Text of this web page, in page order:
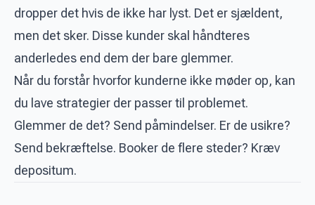
dropper det hvis de ikke har lyst. Det er sjældent,
men det sker. Disse kunder skal håndteres
anderledes end dem der bare glemmer.
Når du forstår hvorfor kunderne ikke møder op, kan
du lave strategier der passer til problemet.
Glemmer de det? Send påmindelser. Er de usikre?
Send bekræftelse. Booker de flere steder? Kræv
depositum.